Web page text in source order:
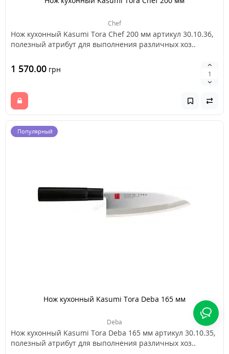
Chef
Нож кухонный Kasumi Tora Chef 200 мм артикул 30.10.36,
полезный атрибут для выполнения различных хоз..
1 570.00 грн
Популярный
Нож кухонный Kasumi Tora Deba 165 мм
Deba
Нож кухонный Kasumi Tora Deba 165 мм артикул 30.10.35,
полезный атрибут для выполнения различных хоз..